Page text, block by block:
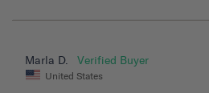
Marla D.
United States